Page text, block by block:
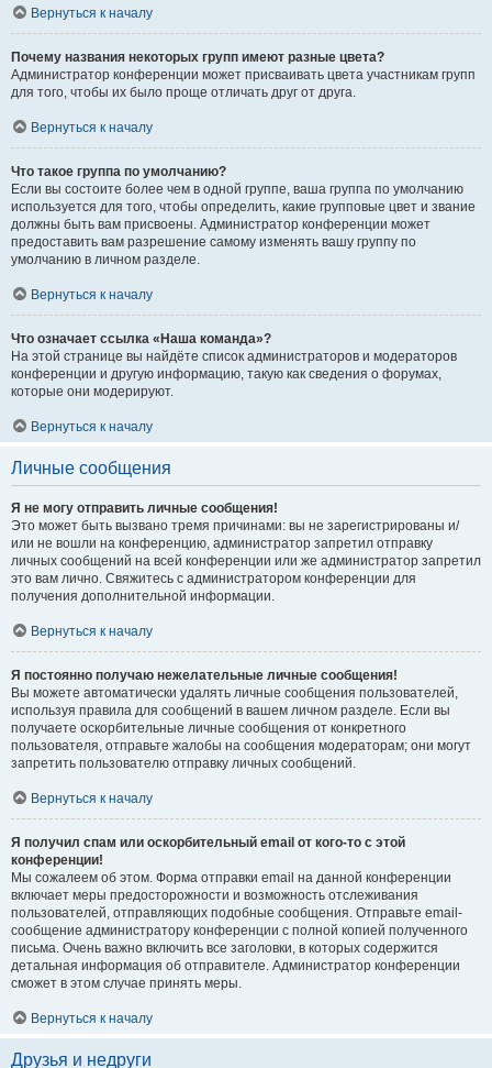
Вернуться к началу
Почему названия некоторых групп имеют разные цвета?
Администратор конференции может присваивать цвета участникам групп
для того, чтобы их было проще отличать друг от друга.
Вернуться к началу
Что такое группа по умолчанию?
Если вы состоите более чем в одной группе, ваша группа по умолчанию
используется для того, чтобы определить, какие групповые цвет и звание
должны быть вам присвоены. Администратор конференции может
предоставить вам разрешение самому изменять вашу группу по
умолчанию в личном разделе.
Вернуться к началу
Что означает ссылка «Наша команда»?
На этой странице вы найдёте список администраторов и модераторов
конференции и другую информацию, такую как сведения о форумах,
которые они модерируют.
Вернуться к началу
Личные сообщения
Я не могу отправить личные сообщения!
Это может быть вызвано тремя причинами: вы не зарегистрированы и/
или не вошли на конференцию, администратор запретил отправку
личных сообщений на всей конференции или же администратор запретил
это вам лично. Свяжитесь с администратором конференции для
получения дополнительной информации.
Вернуться к началу
Я постоянно получаю нежелательные личные сообщения!
Вы можете автоматически удалять личные сообщения пользователей,
используя правила для сообщений в вашем личном разделе. Если вы
получаете оскорбительные личные сообщения от конкретного
пользователя, отправьте жалобы на сообщения модераторам; они могут
запретить пользователю отправку личных сообщений.
Вернуться к началу
Я получил спам или оскорбительный email от кого-то с этой
конференции!
Мы сожалеем об этом. Форма отправки email на данной конференции
включает меры предосторожности и возможность отслеживания
пользователей, отправляющих подобные сообщения. Отправьте email-
сообщение администратору конференции с полной копией полученного
письма. Очень важно включить все заголовки, в которых содержится
детальная информация об отправителе. Администратор конференции
сможет в этом случае принять меры.
Вернуться к началу
Друзья и недруги